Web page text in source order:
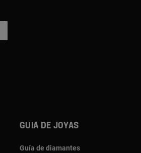
Guia de joyas
Guía de diamantes